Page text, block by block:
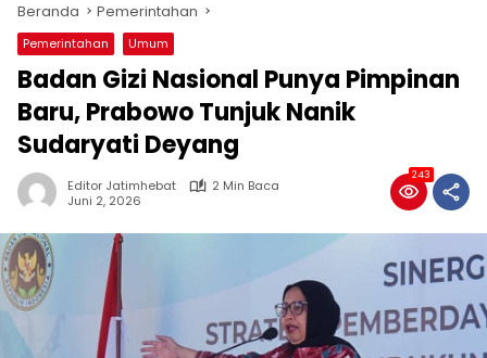
Beranda Pemerintahan
Pemerintahan Umum
Badan Gizi Nasional Punya Pimpinan
Baru, Prabowo Tunjuk Nanik
Sudaryati Deyang
Editor Jatimhebat
2 Min Baca
Juni 2, 2026
243